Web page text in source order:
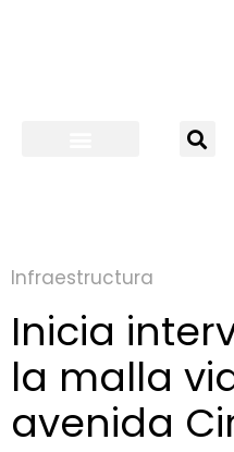
Infraestructura
Inicia
la malla
avenida